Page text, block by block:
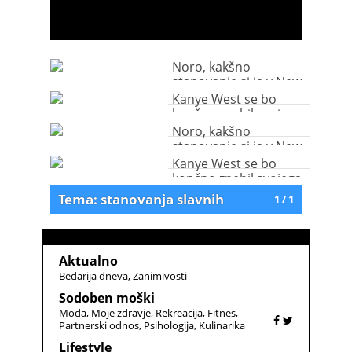
Noro, kakšno
stanovanje si je v New
Yorku kupila Cameron
Diaz
Kanye West se bo
končno znebil svojega
čudaškega stanovanja
Noro, kakšno
stanovanje si je v New
Yorku kupila Cameron
Diaz
Kanye West se bo
končno znebil svojega
čudaškega stanovanja
1 / 1
Tema: stanovanja slavnih
Aktualno
Bedarija dneva Zanimivosti
Sodoben moški
Moda Moje zdravje Rekreacija Fitnes
Partnerski odnos Psihologija Kulinarika
Lifestyle